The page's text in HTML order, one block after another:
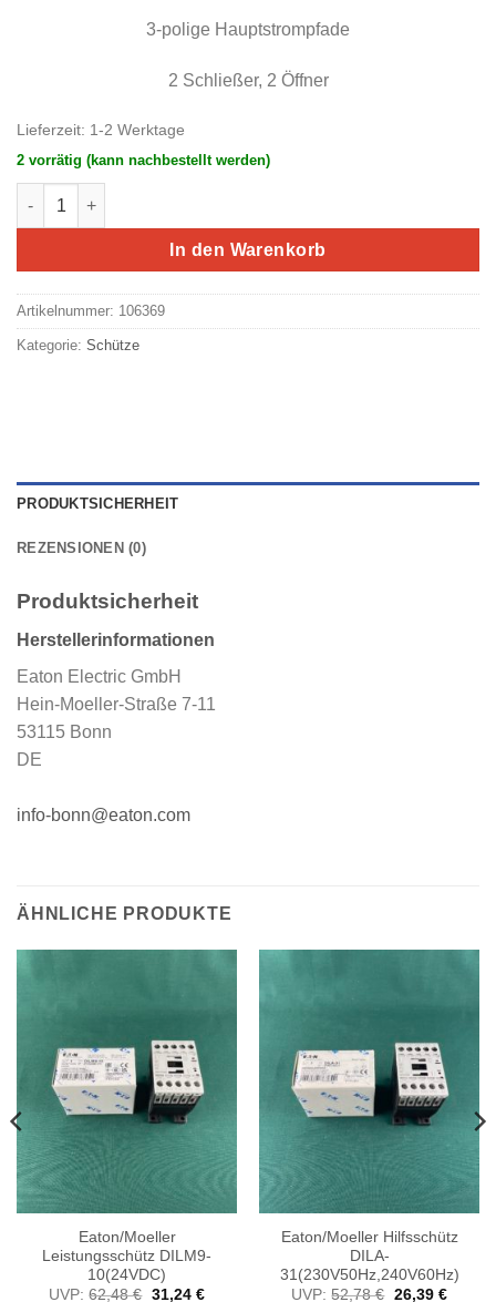
3-polige Hauptstrompfade
2 Schließer, 2 Öffner
Lieferzeit: 1-2 Werktage
2 vorrätig (kann nachbestellt werden)
Eaton/Moeller Leistungsschütz DILM12-22 (24VDC) (#ETN06)
In den Warenkorb
Artikelnummer: 106369
Kategorie: Schütze
PRODUKTSICHERHEIT
REZENSIONEN (0)
Produktsicherheit
Herstellerinformationen
Eaton Electric GmbH
Hein-Moeller-Straße 7-11
53115 Bonn
DE
info-bonn@eaton.com
ÄHNLICHE PRODUKTE
Eaton/Moeller
Leistungsschütz DILM9-
10(24VDC)
UVP: 62,48€ Ursprünglicher
31,24 €Aktueller
Eaton/Moeller Hilfsschütz
DILA-
31(230V50Hz,240V60Hz)
UVP: 52,78€ Ursprünglicher
26,39 €